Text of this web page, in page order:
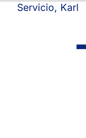
Servicio, Karl